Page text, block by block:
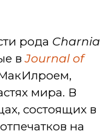
рода Charnia
вJournal of
мира. В
состоящих в
на